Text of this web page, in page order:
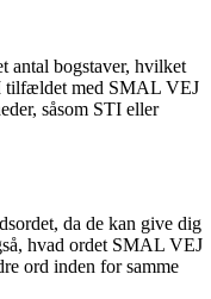
antal bogstaver, hvilket
tilfældet med SMAL VEJ
såsom STI eller
da de kan give dig
hvad ordet SMAL VEJ
ord inden for samme